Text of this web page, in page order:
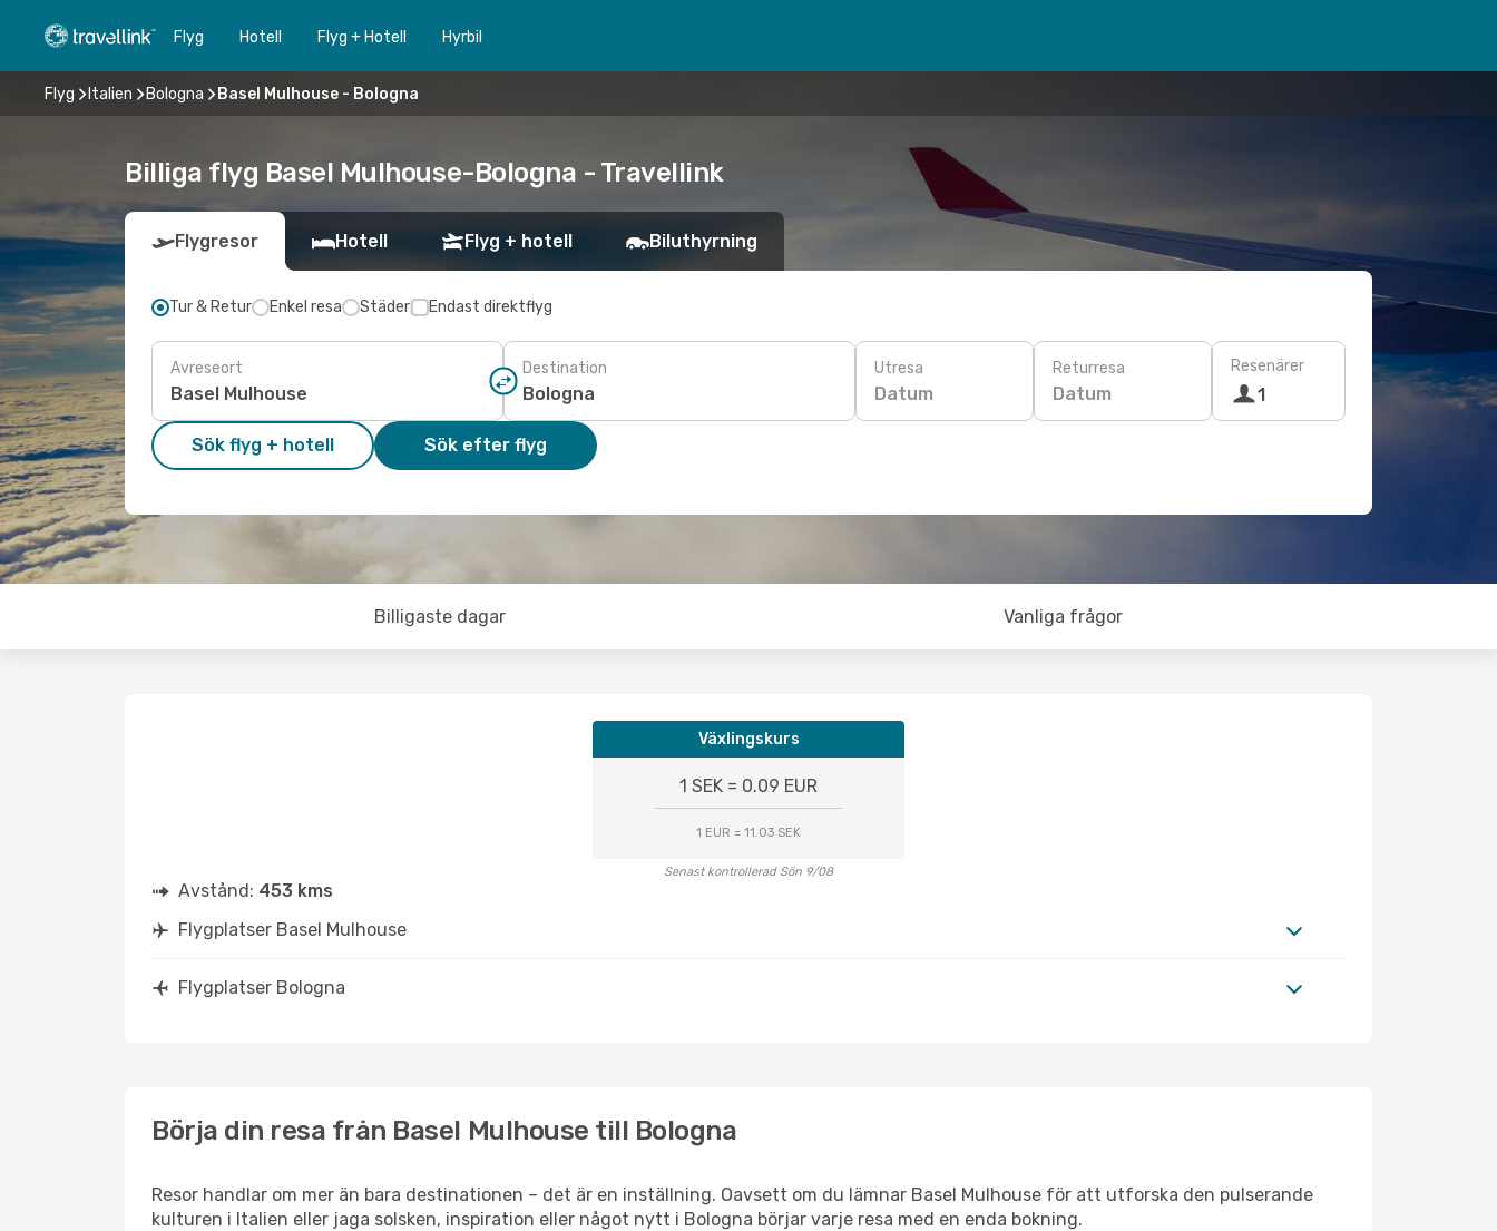
Flyg Hotell Flyg + Hotell Hyrbil
Flyg Italien Bologna Basel Mulhouse - Bologna
Billiga flyg Basel Mulhouse-Bologna - Travellink
Flygresor Hotell Flyg + hotell Biluthyrning
Tur & Retur Enkel resa Städer Endast direktflyg
Avreseort Destination Utresa
Datum
Returresa
Datum
Resenärer
1
Sök flyg + hotell Sök efter flyg
Billigaste dagar Vanliga frågor
Växlingskurs
1 SEK = 0.09 EUR
1 EUR = 11.03 SEK
Senast kontrollerad Sön 9/08
Avstånd: 453 kms
Flygplatser Basel Mulhouse
Flygplatser Bologna
Börja din resa från Basel Mulhouse till Bologna
Resor handlar om mer än bara destinationen – det är en inställning. Oavsett om du lämnar Basel Mulhouse för att utforska den pulserande
kulturen i Italien eller jaga solsken, inspiration eller något nytt i Bologna börjar varje resa med en enda bokning.